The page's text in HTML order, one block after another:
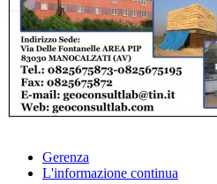
Gerenza
L'informazione continua